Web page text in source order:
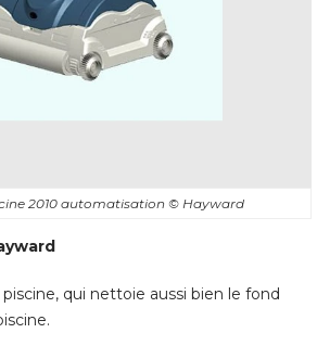
2010 automatisation © Hayward
qui nettoie aussi bien le fond